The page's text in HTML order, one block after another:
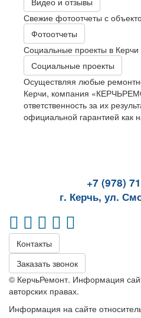
Свежие фотоотчеты с
Фотоотчеты
Социальные проекты в Керчи
Социальные проекты
Осуществляя любые
Керчи, компания
ответственность за их
официальной гарантией как
+7 (978)
г. Керчь, ул.
Контакты
Заказать звонок
© КерчьРемонт. Информация
авторских правах.
Информация на сайте